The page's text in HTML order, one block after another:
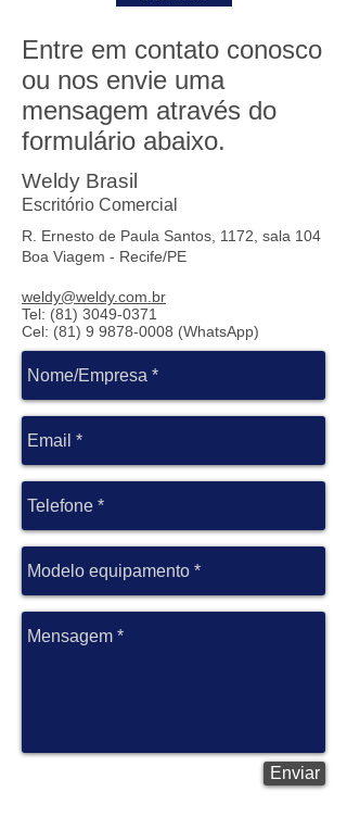
Entre em contato conosco
ou nos envie uma
mensagem através do
formulário abaixo.
Weldy Brasil
Escritório Comercial
R. Ernesto de Paula Santos, 1172, sala 104
Boa Viagem - Recife/PE
weldy@weldy.com.br
Tel: (81) 3049-0371
Cel: (81) 9 9878-0008 (WhatsApp)
Enviar